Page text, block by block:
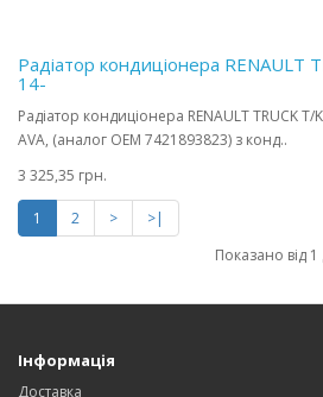
Радіатор кондиціонера RENAULT
14-
Радіатор кондиціонера RENAULT TRUCK
AVA, (аналог OEM 7421893823) з конд..
3 325,35 грн.
1 2 >
>|
Показано від 1
Інформація
Доставка